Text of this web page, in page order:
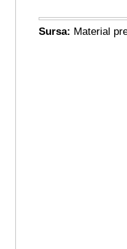
Sursa: Material